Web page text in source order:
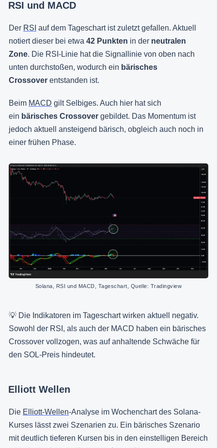
RSI und MACD
Der RSI auf dem Tageschart ist zuletzt gefallen. Aktuell
notiert dieser bei etwa 42 Punkten in der neutralen
Zone. Die RSI-Linie hat die Signallinie von oben nach
unten durchstoßen, wodurch ein bärisches
Crossover entstanden ist.
Beim MACD gilt Selbiges. Auch hier hat sich
ein bärisches Crossover gebildet. Das Momentum ist
jedoch aktuell ansteigend bärisch, obgleich auch noch in
einer frühen Phase.
Solana, RSI und MACD, Tageschart, Quelle: Tradingview
💡 Die Indikatoren im Tageschart wirken aktuell negativ.
Sowohl der RSI, als auch der MACD haben ein bärisches
Crossover vollzogen, was auf anhaltende Schwäche für
den SOL-Preis hindeutet.
Elliott Wellen
Die Elliott-Wellen-Analyse im Wochenchart des Solana-
Kurses lässt zwei Szenarien zu. Ein bärisches Szenario
mit deutlich tieferen Kursen bis in den einstelligen Bereich